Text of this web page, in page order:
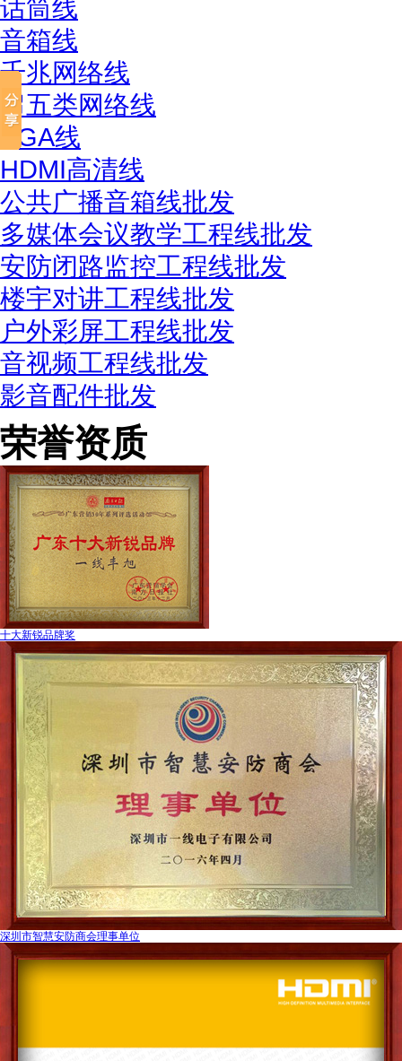
话筒线
音箱线
千兆网络线
超五类网络线
VGA线
HDMI高清线
公共广播音箱线批发
多媒体会议教学工程线批发
安防闭路监控工程线批发
楼宇对讲工程线批发
户外彩屏工程线批发
音视频工程线批发
影音配件批发
荣誉资质
十大新锐品牌奖
深圳市智慧安防商会理事单位